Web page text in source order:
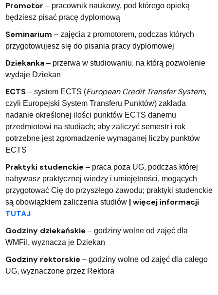
Promotor – pracownik naukowy, pod którego opieką
będziesz pisać pracę dyplomową
Seminarium – zajęcia z promotorem, podczas których
przygotowujesz się do pisania pracy dyplomowej
Dziekanka – przerwa w studiowaniu, na którą pozwolenie
wydaje Dziekan
ECTS – system ECTS (European Credit Transfer System,
czyli Europejski System Transferu Punktów) zakłada
nadanie określonej ilości punktów ECTS danemu
przedmiotowi na studiach; aby zaliczyć semestr i rok
potrzebne jest zgromadzenie wymaganej liczby punktów
ECTS
Praktyki studenckie – praca poza UG, podczas której
nabywasz praktycznej wiedzy i umiejętności, mogących
przygotować Cię do przyszłego zawodu; praktyki studenckie
są obowiązkiem zaliczenia studiów | więcej informacji
TUTAJ
Godziny dziekańskie – godziny wolne od zajęć dla
WMFiI, wyznacza je Dziekan
Godziny rektorskie – godziny wolne od zajęć dla całego
UG, wyznaczone przez Rektora